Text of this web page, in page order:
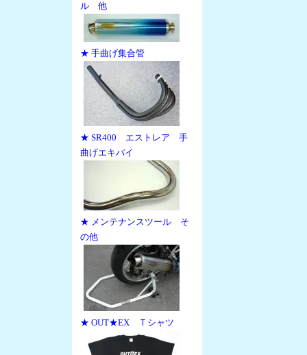
ル 他
★ 手曲げ集合管
★ SR400 エストレア 手
曲げエキパイ
★ メンテナンスツール そ
の他
★ OUT★EX Ｔシャツ